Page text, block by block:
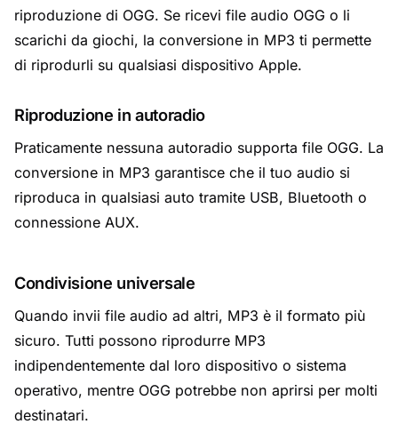
riproduzione di OGG. Se ricevi file audio OGG o li
scarichi da giochi, la conversione in MP3 ti permette
di riprodurli su qualsiasi dispositivo Apple.
Riproduzione in autoradio
Praticamente nessuna autoradio supporta file OGG. La
conversione in MP3 garantisce che il tuo audio si
riproduca in qualsiasi auto tramite USB, Bluetooth o
connessione AUX.
Condivisione universale
Quando invii file audio ad altri, MP3 è il formato più
sicuro. Tutti possono riprodurre MP3
indipendentemente dal loro dispositivo o sistema
operativo, mentre OGG potrebbe non aprirsi per molti
destinatari.